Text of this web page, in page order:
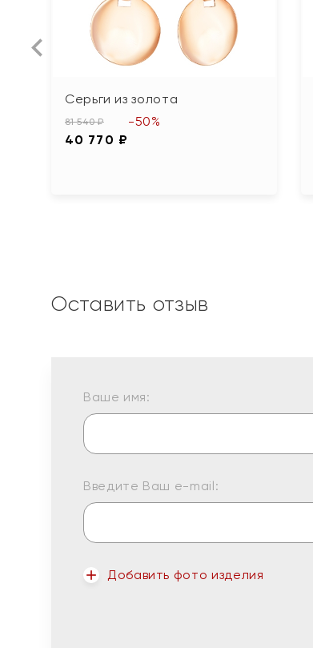
Серьги из золота
81 540 ₽
40 770 ₽
-50%
Оставить отзыв
Ваше имя:
Введите Ваш e-mail:
Добавить фото изделия